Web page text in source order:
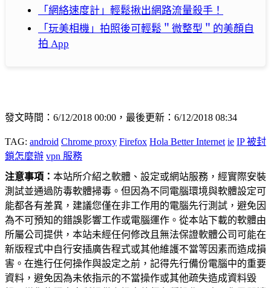
「網絡速度計」輕鬆揪出網路流量殺手！
「玩美相機」拍照後可輕鬆＂微整型＂的美顏自
拍 App
發文時間：6/12/2018 00:00，最後更新：6/12/2018 08:34
TAG: android Chrome proxy Firefox Hola Better Internet ie IP 被封
鎖怎麼辦 vpn 服務
注意事項： 本站所介紹之軟體、設定或網站服務，經實際安裝
測試並通過防毒軟體掃毒。但因為不同電腦環境與軟體設定可
能都各有差異，建議您僅在非工作用的電腦先行測試，避免因
為不可預知的錯誤影響工作或電腦運作。從本站下載的軟體由
所屬公司提供，本站未經任何修改且無法保證軟體公司可能在
新版程式中自行安插廣告程式或其他維護不當等因素而造成損
害。在進行任何操作與設定之前，記得先行備份電腦中的重要
資料，避免因為未依指示的不當操作或其他疏失造成資料毀